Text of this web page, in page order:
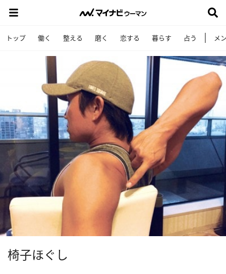
トップ 働く 整える 磨く 恋する 暮らす 占う メ
椅子ほぐし